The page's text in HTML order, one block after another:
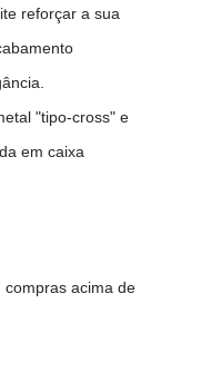
reforçar a sua
"tipo-cross" e
em caixa
acima de